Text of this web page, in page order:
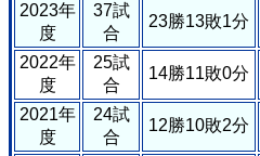
2023年
度
37試
合
23勝13敗1分
2022年
度
25試
合
14勝11敗0分
2021年
度
24試
合
12勝10敗2分